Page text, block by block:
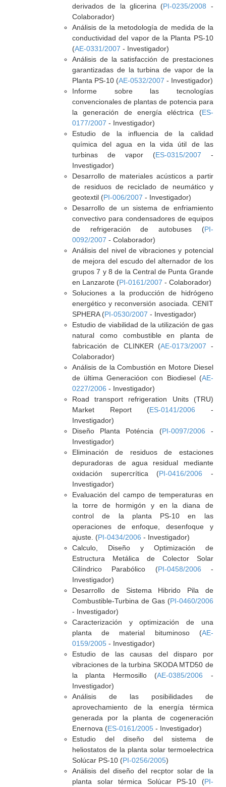
derivados de la glicerina (PI-0235/2008 -
Colaborador)
Análisis de la metodología de medida de la
conductividad del vapor de la Planta PS-10
(AE-0331/2007 - Investigador)
Análisis de la satisfacción de prestaciones
garantizadas de la turbina de vapor de la
Planta PS-10 (AE-0532/2007 - Investigador)
Informe sobre las tecnologías
convencionales de plantas de potencia para
la generación de energía eléctrica (ES-
0177/2007 - Investigador)
Estudio de la influencia de la calidad
química del agua en la vida útil de las
turbinas de vapor (ES-0315/2007 -
Investigador)
Desarrollo de materiales acústicos a partir
de residuos de reciclado de neumático y
geotextil (PI-006/2007 - Investigador)
Desarrollo de un sistema de enfriamiento
convectivo para condensadores de equipos
de refrigeración de autobuses (PI-
0092/2007 - Colaborador)
Análisis del nivel de vibraciones y potencial
de mejora del escudo del alternador de los
grupos 7 y 8 de la Central de Punta Grande
en Lanzarote (PI-0161/2007 - Colaborador)
Soluciones a la producción de hidrógeno
energético y reconversión asociada. CENIT
SPHERA (PI-0530/2007 - Investigador)
Estudio de viabilidad de la utilización de gas
natural como combustible en planta de
fabricación de CLINKER (AE-0173/2007 -
Colaborador)
Análisis de la Combustión en Motore Diesel
de ültima Generacióon con Biodiesel (AE-
0227/2006 - Investigador)
Road transport refrigeration Units (TRU)
Market Report (ES-0141/2006 -
Investigador)
Diseño Planta Poténcia (PI-0097/2006 -
Investigador)
Eliminación de residuos de estaciones
depuradoras de agua residual mediante
oxidación supercrítica (PI-0416/2006 -
Investigador)
Evaluación del campo de temperaturas en
la torre de hormigón y en la diana de
control de la planta PS-10 en las
operaciones de enfoque, desenfoque y
ajuste. (PI-0434/2006 - Investigador)
Calculo, Diseño y Optimización de
Estructura Metálica de Colector Solar
Cilíndrico Parabólico (PI-0458/2006 -
Investigador)
Desarrollo de Sistema Hibrido Pila de
Combustible-Turbina de Gas (PI-0460/2006
- Investigador)
Caracterización y optimización de una
planta de material bituminoso (AE-
0159/2005- Investigador)
Estudio de las causas del disparo por
vibraciones de la turbina SKODA MTD50 de
la planta Hermosillo (AE-0385/2006 -
Investigador)
Análisis de las posibilidades de
aprovechamiento de la energía térmica
generada por la planta de cogeneración
Enernova (ES-0161/2005- Investigador)
Estudio del diseño del sistema de
heliostatos de la planta solar termoelectrica
Solúcar PS-10 (PI-0256/2005)
Anälisis del diseño del recptor solar de la
planta solar térmica Solúcar PS-10 (PI-